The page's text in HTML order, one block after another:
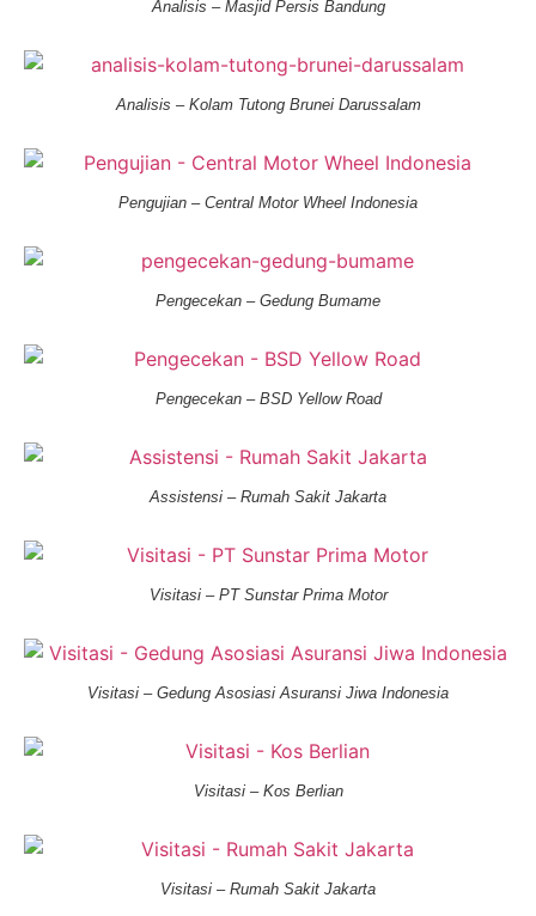
Analisis – Masjid Persis Bandung
Analisis – Kolam Tutong Brunei Darussalam
Pengujian – Central Motor Wheel Indonesia
Pengecekan – Gedung Bumame
Pengecekan – BSD Yellow Road
Assistensi – Rumah Sakit Jakarta
Visitasi – PT Sunstar Prima Motor
Visitasi – Gedung Asosiasi Asuransi Jiwa Indonesia
Visitasi – Kos Berlian
Visitasi – Rumah Sakit Jakarta